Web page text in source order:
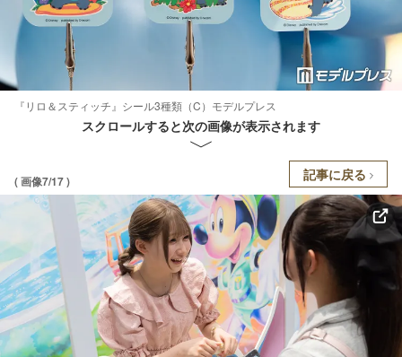
『リロ＆スティッチ』シール3種類（C）モデルプレス
スクロールすると次の画像が表示されます
( 画像7/17 ) 記事に戻る